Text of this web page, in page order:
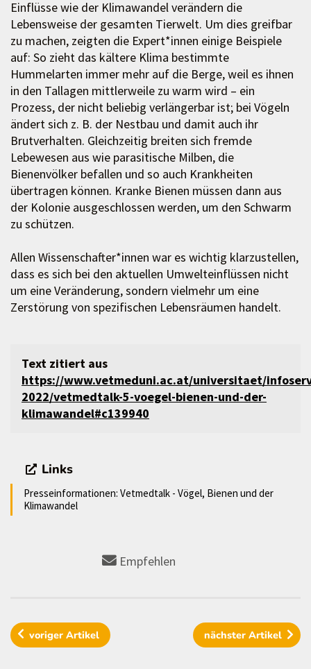
Einflüsse wie der Klimawandel verändern die
Lebensweise der gesamten Tierwelt. Um dies greifbar
zu machen, zeigten die Expert*innen einige Beispiele
auf: So zieht das kältere Klima bestimmte
Hummelarten immer mehr auf die Berge, weil es ihnen
in den Tallagen mittlerweile zu warm wird – ein
Prozess, der nicht beliebig verlängerbar ist; bei Vögeln
ändert sich z. B. der Nestbau und damit auch ihr
Brutverhalten. Gleichzeitig breiten sich fremde
Lebewesen aus wie parasitische Milben, die
Bienenvölker befallen und so auch Krankheiten
übertragen können. Kranke Bienen müssen dann aus
der Kolonie ausgeschlossen werden, um den Schwarm
zu schützen.
Allen Wissenschafter*innen war es wichtig klarzustellen,
dass es sich bei den aktuellen Umwelteinflüssen nicht
um eine Veränderung, sondern vielmehr um eine
Zerstörung von spezifischen Lebensräumen handelt.
Text zitiert aus
https://www.vetmeduni.ac.at/universitaet/
2022/vetmedtalk-5-voegel-bienen-und-der-
klimawandel#c139940
Links
Presseinformationen: Vetmedtalk - Vögel, Bienen und der
Klimawandel
Empfehlen
vorigerArtikel nächster Artikel